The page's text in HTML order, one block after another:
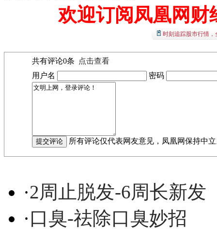
欢迎订阅凤凰网财
时刻追踪股市行情
共有评论0条
点击查看
用户名
密码
所有评论仅代表网友意见，凤凰网保持中
·2周止脱发-6周长新发
·口臭-祛除口臭妙招